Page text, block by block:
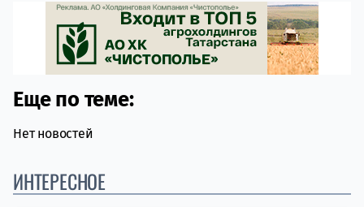
Еще по теме:
Нет новостей
ИНТЕРЕСНОЕ